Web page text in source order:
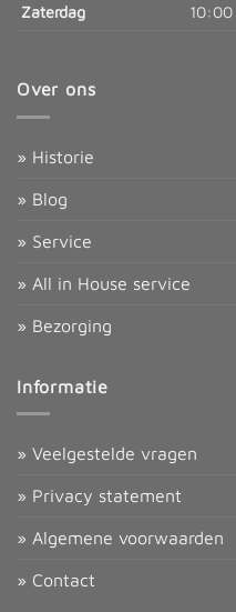
Zaterdag
Over ons
» Historie
» Blog
» Service
» All in House service
» Bezorging
Informatie
» Veelgestelde vragen
» Privacy statement
» Algemene voorwaarden
» Contact